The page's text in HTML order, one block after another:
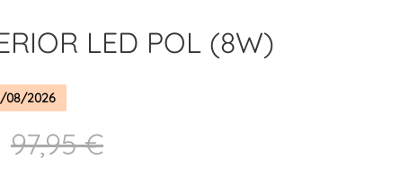
LED POL (8W)
08/2026
97,95 €